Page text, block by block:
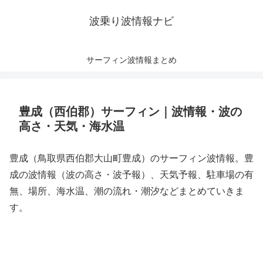
波乗り波情報ナビ
サーフィン波情報まとめ
豊成（西伯郡）サーフィン｜波情報・波の
高さ・天気・海水温
豊成（鳥取県西伯郡大山町豊成）のサーフィン波情報。豊
成の波情報（波の高さ・波予報）、天気予報、駐車場の有
無、場所、海水温、潮の流れ・潮汐などまとめていきま
す。